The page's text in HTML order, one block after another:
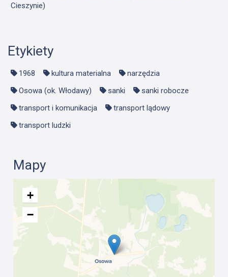
Cieszynie)
Etykiety
1968 kultura materialna
narzędzia
Osowa (ok. Włodawy)
sanki
sanki robocze
transport i komunikacja
transport lądowy
transport ludzki
Mapy
+
−